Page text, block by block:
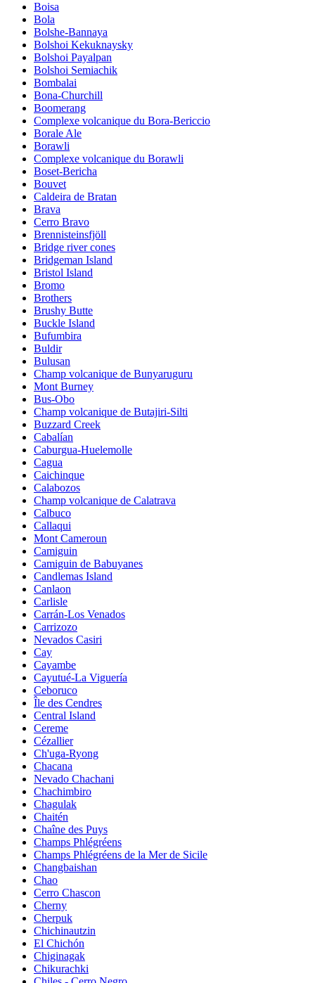
Boisa
Bola
Bolshe-Bannaya
Bolshoi Kekuknaysky
Bolshoi Payalpan
Bolshoi Semiachik
Bombalai
Bona-Churchill
Boomerang
Complexe volcanique du Bora-Bericcio
Borale Ale
Borawli
Complexe volcanique du Borawli
Boset-Bericha
Bouvet
Caldeira de Bratan
Brava
Cerro Bravo
Brennisteinsfjöll
Bridge river cones
Bridgeman Island
Bristol Island
Bromo
Brothers
Brushy Butte
Buckle Island
Bufumbira
Buldir
Bulusan
Champ volcanique de Bunyaruguru
Mont Burney
Bus-Obo
Champ volcanique de Butajiri-Silti
Buzzard Creek
Cabalían
Caburgua-Huelemolle
Cagua
Caichinque
Calabozos
Champ volcanique de Calatrava
Calbuco
Callaqui
Mont Cameroun
Camiguin
Camiguin de Babuyanes
Candlemas Island
Canlaon
Carlisle
Carrán-Los Venados
Carrizozo
Nevados Casiri
Cay
Cayambe
Cayutué-La Viguería
Ceboruco
Île des Cendres
Central Island
Cereme
Cézallier
Ch'uga-Ryong
Chacana
Nevado Chachani
Chachimbiro
Chagulak
Chaitén
Chaîne des Puys
Champs Phlégréens
Champs Phlégréens de la Mer de Sicile
Changbaishan
Chao
Cerro Chascon
Cherny
Cherpuk
Chichinautzin
El Chichón
Chiginagak
Chikurachki